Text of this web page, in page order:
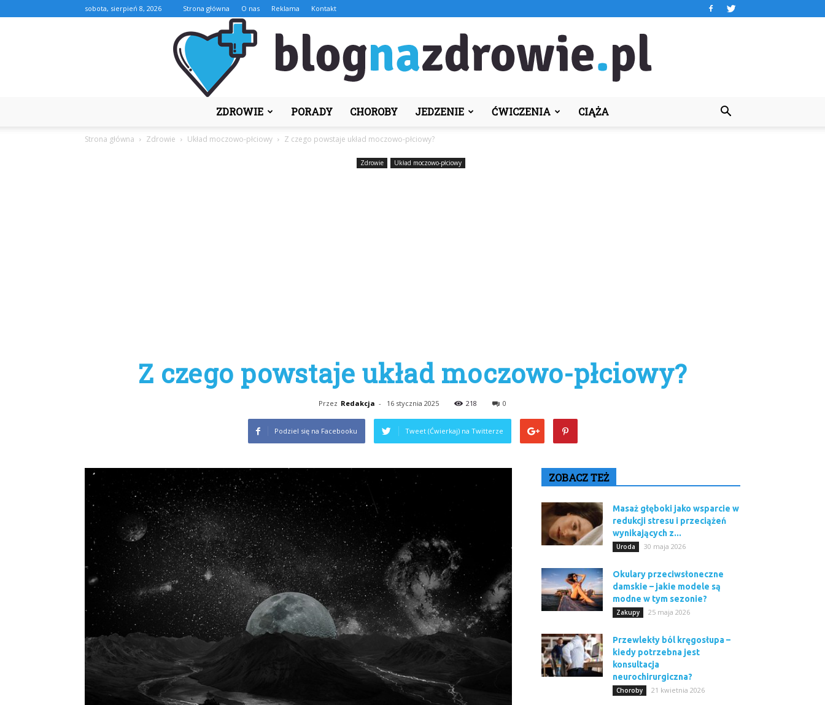
sobota, sierpień 8, 2026 Strona główna O nas Reklama Kontakt
BlogNaZdrowie.pl
ZDROWIE PORADY CHOROBY JEDZENIE ĆWICZENIA CIĄŻA
Strona główna Zdrowie Układ moczowo-płciowy Z czego powstaje układ moczowo-płciowy?
Zdrowie Układ moczowo-płciowy
Z czego powstaje układ moczowo-płciowy?
Przez Redakcja - 16 stycznia 2025 218 0
Podziel się na Facebooku Tweet (Ćwierkaj) na Twitterze
ZOBACZ TEŻ
Masaż głęboki jako wsparcie w
redukcji stresu i przeciążeń
wynikających z...
Uroda 30 maja 2026
Okulary przeciwsłoneczne
damskie – jakie modele są
modne w tym sezonie?
Zakupy 25 maja 2026
Przewlekły ból kręgosłupa –
kiedy potrzebna jest
konsultacja
neurochirurgiczna?
Choroby 21 kwietnia 2026